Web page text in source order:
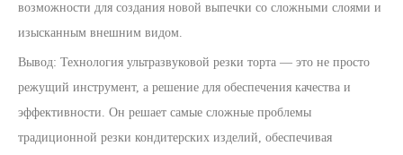
возможности для создания новой выпечки со сложными слоями и
изысканным внешним видом.
Вывод: Технология ультразвуковой резки торта — это не просто
режущий инструмент, а решение для обеспечения качества и
эффективности. Он решает самые сложные проблемы
традиционной резки кондитерских изделий, обеспечивая